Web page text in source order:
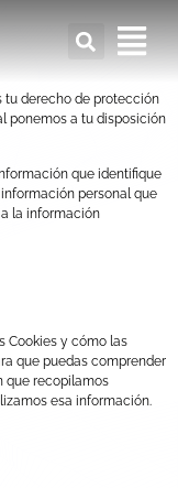
tu derecho de protección
ponemos a tu disposición
que identifique
personal que
la información
Cookies y cómo las
que puedas comprender
que recopilamos
esa información.